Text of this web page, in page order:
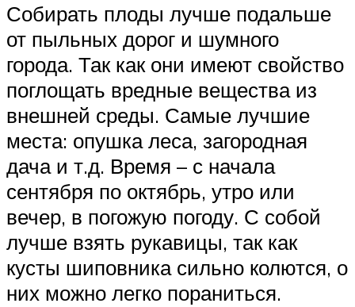
Собирать плоды лучше подальше
от пыльных дорог и шумного
города. Так как они имеют свойство
поглощать вредные вещества из
внешней среды. Самые лучшие
места: опушка леса, загородная
дача и т.д. Время – с начала
сентября по октябрь, утро или
вечер, в погожую погоду. С собой
лучше взять рукавицы, так как
кусты шиповника сильно колются, о
них можно легко пораниться.